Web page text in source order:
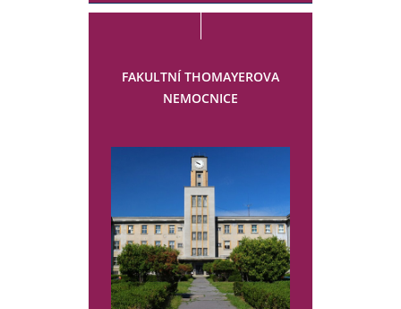
FAKULTNÍ THOMAYEROVA
NEMOCNICE